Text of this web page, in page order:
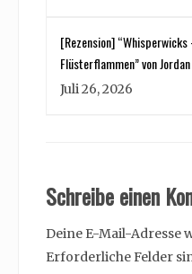
[Rezension]
Flüsterflammen” von
Juli 26, 2026
Schreibe einen
Deine E-Mail-Adresse
Erforderliche Felder